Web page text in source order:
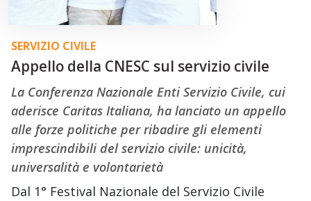
SERVIZIO CIVILE
Appello della CNESC sul servizio civile
La Conferenza Nazionale Enti Servizio Civile, cui
aderisce Caritas Italiana, ha lanciato un appello
alle forze politiche per ribadire gli elementi
imprescindibili del servizio civile: unicità,
universalità e volontarietà
Dal 1° Festival Nazionale del Servizio Civile